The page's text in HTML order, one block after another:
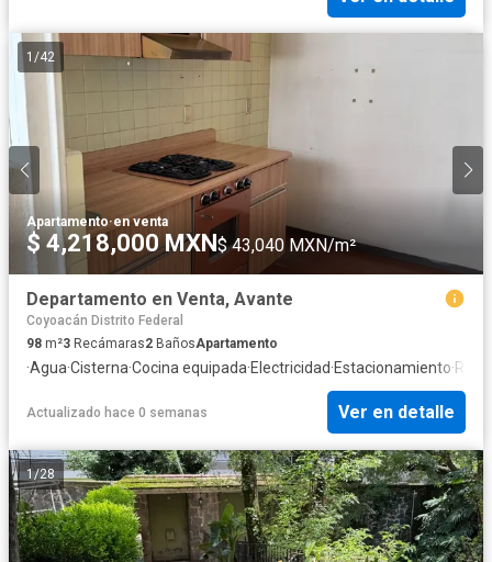
1 /42
Apartamento·en venta
$ 4,218,000 MXN$ 43,040 MXN/m²
Departamento en Venta, Avante
Coyoacán Distrito Federal
98 m²3 Recámaras2 BañosApartamento
·Agua·Cisterna·Cocina equipada·Electricidad·Estacionamiento·
Actualizado hace 0 semanas Ver en detalle
1/28